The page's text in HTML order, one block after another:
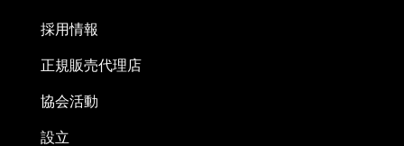
採用情報
正規販売代理店
協会活動
設立